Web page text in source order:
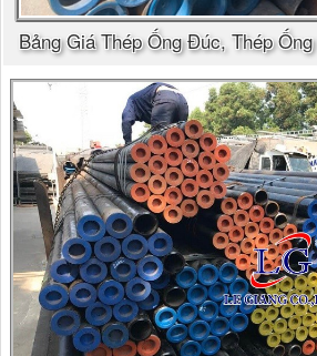
Bảng Giá Thép Ống Đúc, Thép